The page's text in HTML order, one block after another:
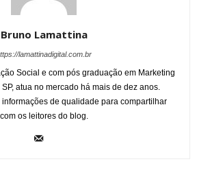
Bruno Lamattina
lamattinadigital.com.br
Social e com pós graduação em Marketing
atua no mercado há mais de dez anos.
de qualidade para compartilhar
com os leitores do blog.